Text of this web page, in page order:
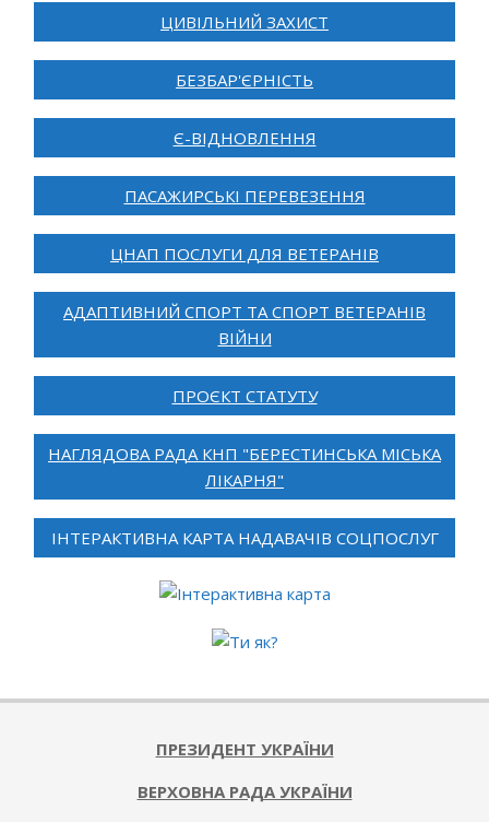
ЦИВІЛЬНИЙ ЗАХИСТ
БЕЗБАР'ЄРНІСТЬ
Є-ВІДНОВЛЕННЯ
ПАСАЖИРСЬКІ ПЕРЕВЕЗЕННЯ
ЦНАП ПОСЛУГИ ДЛЯ ВЕТЕРАНІВ
АДАПТИВНИЙ СПОРТ ТА СПОРТ ВЕТЕРАНІВ
ВІЙНИ
ПРОЄКТ СТАТУТУ
НАГЛЯДОВА РАДА КНП "БЕРЕСТИНСЬКА МІСЬКА
ЛІКАРНЯ"
ІНТЕРАКТИВНА КАРТА НАДАВАЧІВ СОЦПОСЛУГ
ПРЕЗИДЕНТ УКРАЇНИ
ВЕРХОВНА РАДА УКРАЇНИ